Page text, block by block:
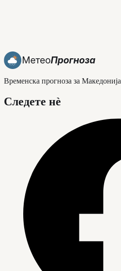
Временска прогноза за Македонија
Следете нè